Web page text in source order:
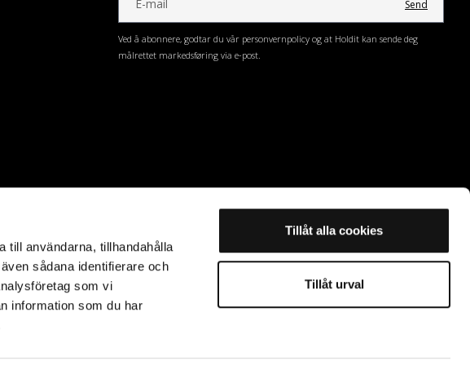
till användarna, tillhandahålla
sådana identifierare och
som vi
information som du har
Tillåt alla cookies
Tillåt urval
Send
Ved å abonnere, godtar du vår personvernpolicy og at Holdit kan sende deg
målrettet markedsføring via e-post.